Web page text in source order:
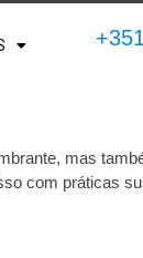
mas
com práticas